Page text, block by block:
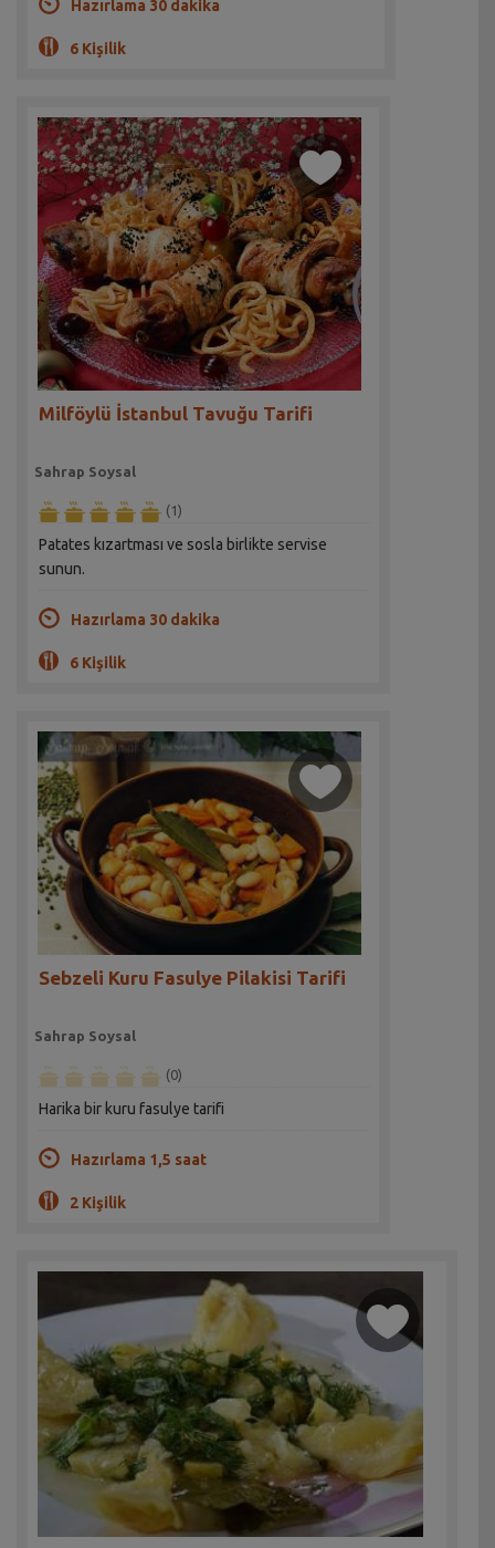
Hazırlama 30 dakika
6 Kişilik
Milföylü İstanbul Tavuğu Tarifi
Sahrap Soysal
(1)
Patates kızartması ve sosla birlikte servise
sunun.
Hazırlama 30 dakika
6 Kişilik
Sebzeli Kuru Fasulye Pilakisi Tarifi
Sahrap Soysal
(0)
Harika bir kuru fasulye tarifi
Hazırlama 1,5 saat
2 Kişilik